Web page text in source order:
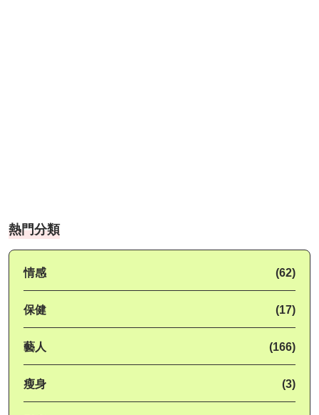
熱門分類
情感 (62)
保健 (17)
藝人 (166)
瘦身 (3)